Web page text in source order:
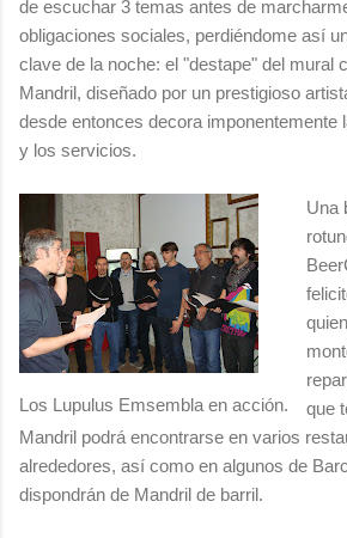
de escuchar 3 temas antes de
obligaciones sociales, perdiéndome así
clave de la noche: el "destape" del mural
Mandril, diseñado por un prestigioso
desde entonces decora imponentemente
y los servicios.
Los Lupulus Emsembla en acción.
Una
que
Mandril podrá encontrarse en varios
alrededores, así como en algunos de
dispondrán de Mandril de barril.